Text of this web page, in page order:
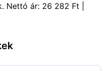
Nettó ár: 26 282 Ft |